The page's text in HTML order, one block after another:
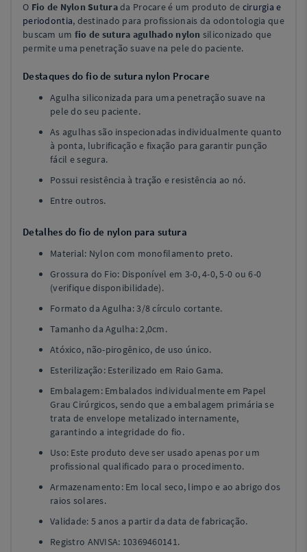
O Fio de Nylon Suturada Procare é um produto de cirurgia e
periodontia, destinado para profissionais da odontologia que
buscam um fio de sutura agulhado nylon siliconizado que
permite uma penetração suave na pele do paciente.
Destaques do fio de sutura nylon Procare
Agulha siliconizada para uma penetração suave na
pele do seu paciente.
As agulhas são inspecionadas individualmente quanto
à ponta, lubrificação e fixação para garantir punção
fácil e segura.
Possui resistência à tração e resistência ao nó.
Entre outros.
Detalhes do fio de nylon para sutura
Material: Nylon com monofilamento preto.
Grossura do Fio: Disponível em 3-0, 4-0, 5-0 ou 6-0
(verifique disponibilidade).
Formato da Agulha: 3/8 círculo cortante.
Tamanho da Agulha: 2,0cm.
Atóxico, não-pirogênico, de uso único.
Esterilização: Esterilizado em Raio Gama.
Embalagem: Embalados individualmente em Papel
Grau Cirúrgicos, sendo que a embalagem primária se
trata de envelope metalizado internamente,
garantindo a integridade do fio.
Uso: Este produto deve ser usado apenas por um
profissional qualificado para o procedimento.
Armazenamento: Em local seco, limpo e ao abrigo dos
raios solares.
Validade: 5 anos a partir da data de fabricação.
Registro ANVISA: 10369460141.